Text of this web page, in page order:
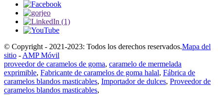
© Copyright - 2021-2023: Todos los derechos reservados.Mapa del
sitio -AMP Móvil
proveedor de caramelos de goma, caramelo de mermelada
exprimible, Fabricante de caramelos de goma halal, Fábrica de
caramelos blandos masticables, Importador de dulces, Proveedor de
caramelos blandos masticables,